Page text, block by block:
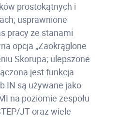
prostokątnych i
usprawnione
pracy ze stanami
opcja „Zaokrąglone
Skorupa; ulepszone
jest funkcja
IN są używane jako
na poziomie zespołu
JT oraz wiele